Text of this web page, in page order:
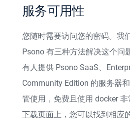
服务可用性
您随时需要访问您的密码。我
Psono 有三种方法解决这个问
有人提供 Psono SaaS、
Community Edition 的服务器
管使用，免费且使用 docker
下载页面上，您可以找到相应